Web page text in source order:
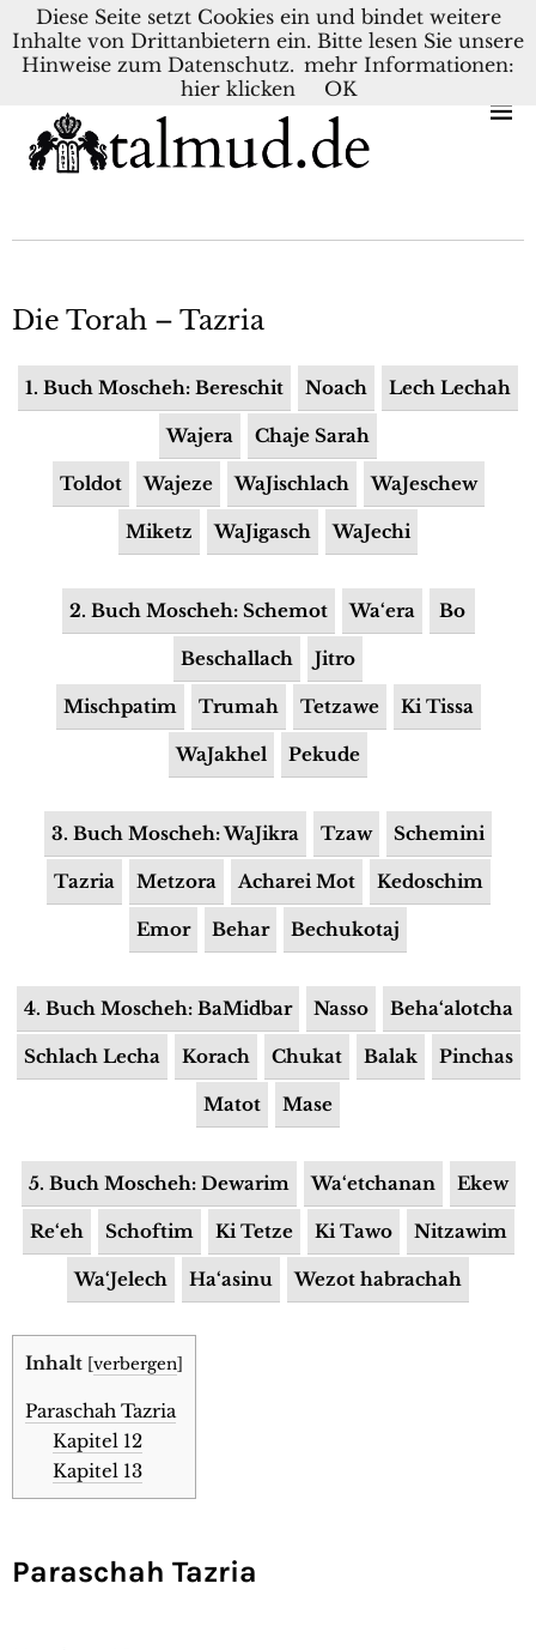
KONTAKT BLOG DEUTSCH NEDERLANDS
Die Torah – Tazria
1. Buch Moscheh: Bereschit Noach Lech Lechah
Wajera Chaje Sarah
Toldot Wajeze WaJischlach WaJeschew
Miketz WaJigasch WaJechi
2. Buch Moscheh: Schemot Wa‘era Bo
Beschallach Jitro
Mischpatim Trumah Tetzawe Ki Tissa
WaJakhel Pekude
3. Buch Moscheh: WaJikra Tzaw Schemini
Tazria Metzora Acharei Mot Kedoschim
Emor Behar Bechukotaj
4. Buch Moscheh: BaMidbar Nasso Beha‘alotcha
Schlach Lecha Korach Chukat Balak Pinchas
Matot Mase
5. Buch Moscheh: Dewarim Wa‘etchanan Ekew
Re‘eh Schoftim Ki Tetze Ki Tawo Nitzawim
Wa‘Jelech Ha‘asinu Wezot habrachah
Inhalt [verbergen]
Paraschah Tazria
Kapitel 12
Kapitel 13
Paraschah Tazria
Diese Seite setzt Cookies ein und bindet weitere
Inhalte von Drittanbietern ein. Bitte lesen Sie unsere
Hinweise zum Datenschutz. mehr Informationen:
hier klicken
OK